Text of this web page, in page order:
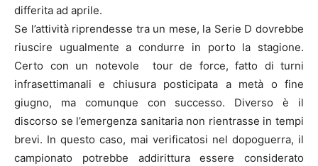
differita ad aprile.
Se l’attività riprendesse tra un mese, la Serie D dovrebbe
riuscire ugualmente a condurre in porto la stagione.
Certo con un notevole tour de force, fatto di turni
infrasettimanali e chiusura posticipata a metà o fine
giugno, ma comunque con successo. Diverso è il
discorso se l’emergenza sanitaria non rientrasse in tempi
brevi. In questo caso, mai verificatosi nel dopoguerra, il
campionato potrebbe addirittura essere considerato